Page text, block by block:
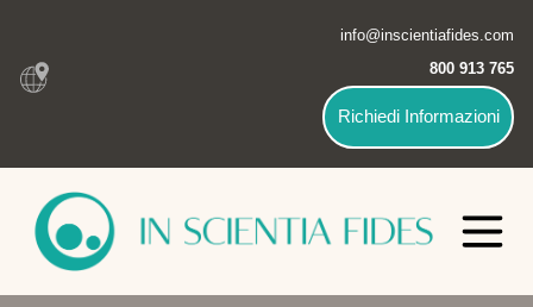
info@inscientiafides.com
800 913 765
Richiedi Informazioni